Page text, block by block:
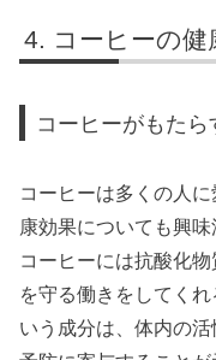
コーヒーの
コーヒーがもたら
コーヒーは多くの人
康効果についても興
コーヒーには抗酸化
を守る働きをしてく
いう成分は、体内の